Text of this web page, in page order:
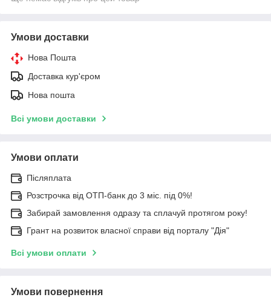
Умови доставки
Нова Пошта
Доставка кур'єром
Нова пошта
Всі умови доставки
Умови оплати
Післяплата
Розстрочка від ОТП-банк до 3 міс. під 0%!
Забирай замовлення одразу та сплачуй протягом року!
Грант на розвиток власної справи від порталу "Дія"
Всі умови оплати
Умови повернення